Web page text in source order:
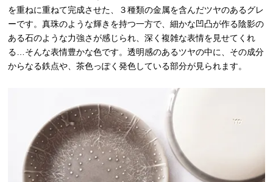
を重ねに重ねて完成させた、３種類の金属を含んだツヤのあるグレ
ーです。真珠のような輝きを持つ一方で、細かな凹凸が作る陰影の
ある石のような力強さが感じられ、深く複雑な表情を見せてくれ
る…そんな表情豊かな色です。透明感のあるツヤの中に、その成分
からなる鉄点や、茶色っぽく発色している部分が見られます。